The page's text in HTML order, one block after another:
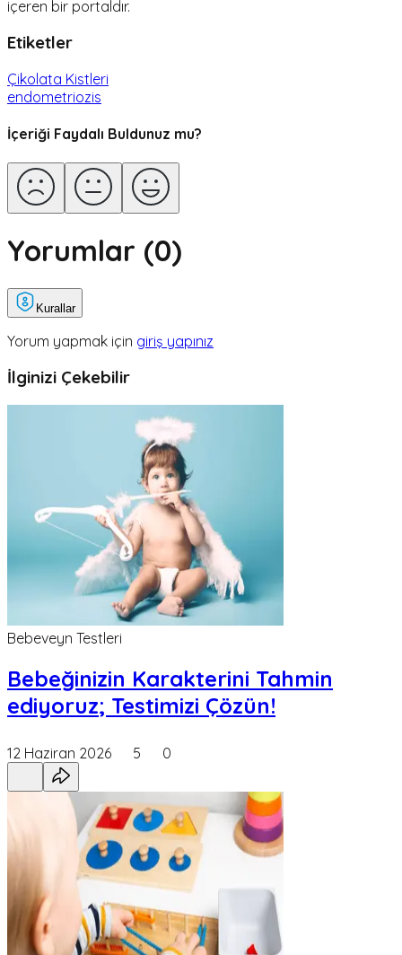
içeren bir portaldır.
Etiketler
Çikolata Kistleri
endometriozis
İçeriği Faydalı Buldunuz mu?
Yorumlar (0)
Kurallar
Yorum yapmak için giriş yapınız
İlginizi Çekebilir
Bebeveyn Testleri
Bebeğinizin Karakterini Tahmin
ediyoruz; Testimizi Çözün!
12 Haziran 2026 5 0